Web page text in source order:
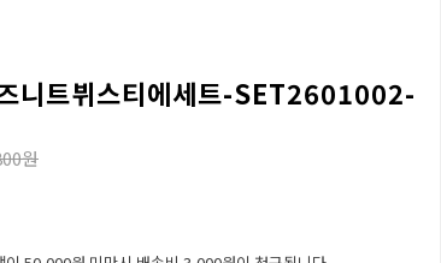
니트뷔스티에세트-SET2601002-
원